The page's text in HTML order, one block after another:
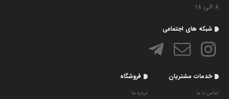
8 الی 18
شبکه های اجتماعی
خدمات مشتریان
تماس با ما
فروشگاه
درباره ما